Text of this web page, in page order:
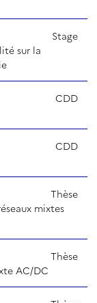
sur la
Stage
CDD
CDD
mixtes
Thèse
AC/DC
Thèse